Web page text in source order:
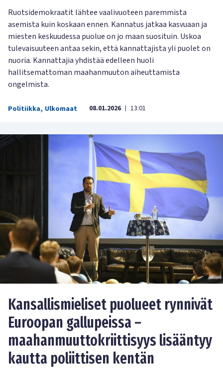
Ruotsidemokraatit lähtee vaalivuoteen paremmista
asemista kuin koskaan ennen. Kannatus jatkaa kasvuaan ja
miesten keskuudessa puolue on jo maan suosituin. Uskoa
tulevaisuuteen antaa sekin, että kannattajista yli puolet on
nuoria. Kannattajia yhdistää edelleen huoli
hallitsemattoman maahanmuuton aiheuttamista
ongelmista.
Politiikka, Ulkomaat 08.01.2026 | 13:01
Kansallismieliset puolueet rynnivät
Euroopan gallupeissa –
maahanmuuttokriittisyys lisääntyy
kautta poliittisen kentän